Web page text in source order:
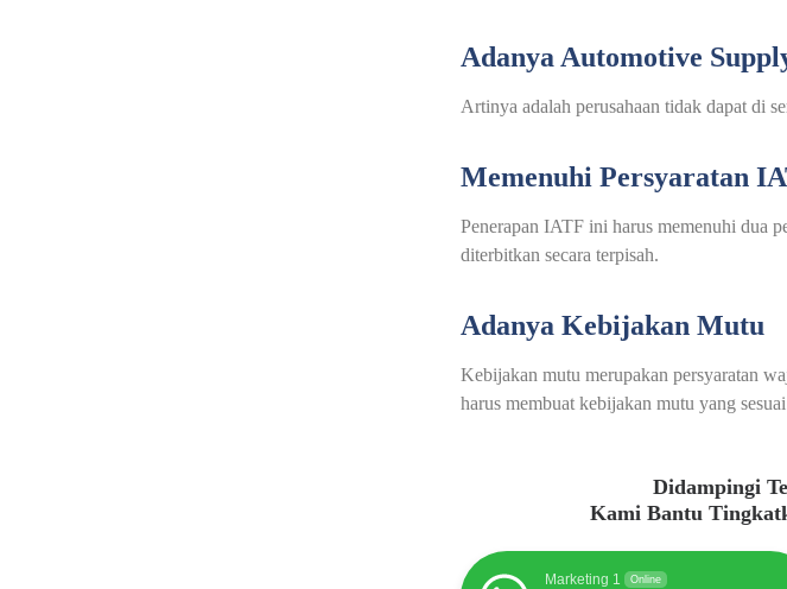
Adanya Automotive
Artinya adalah perusahaan tidak dapat di
Memenuhi Persyaratan
Penerapan IATF ini harus memenuhi dua
diterbitkan secara terpisah.
Adanya Kebijakan Mutu
Kebijakan mutu merupakan persyaratan
harus membuat kebijakan mutu yang
Didampingi
Kami Bantu
Marketing 1 Online